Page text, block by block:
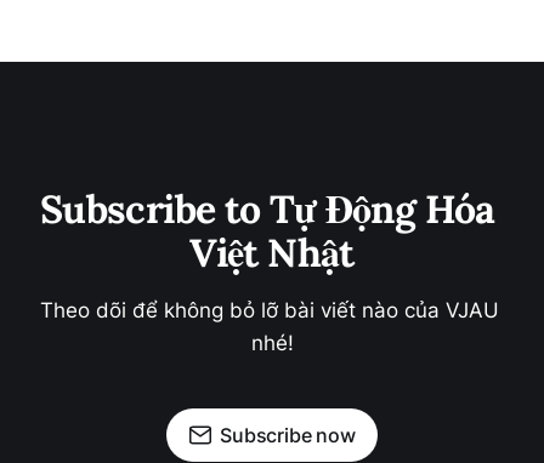
Subscribe to Tự Động Hóa
Việt Nhật
Theo dõi để không bỏ lỡ bài viết nào của VJAU
nhé!
Subscribe now